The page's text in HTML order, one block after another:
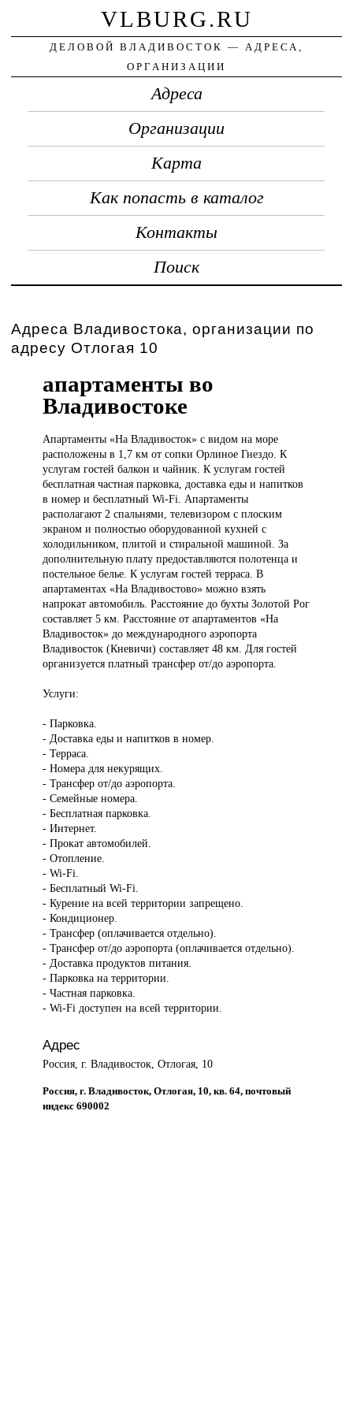
VLBURG.RU
ДЕЛОВОЙ ВЛАДИВОСТОК — АДРЕСА,
ОРГАНИЗАЦИИ
Адреса
Организации
Карта
Как попасть в каталог
Контакты
Поиск
Адреса Владивостока, организации по
адресу Отлогая 10
апартаменты во
Владивостоке
Апартаменты «НаВладивосток» с видом на море
расположены в 1,7 км от сопки Орлиное Гнездо. К
услугам гостей балкон и чайник. К услугам гостей
бесплатная частная парковка, доставка еды и напитков
в номер и бесплатный Wi-Fi. Апартаменты
располагают 2 спальнями, телевизором с плоским
экраном и полностью оборудованной кухней с
холодильником, плитой и стиральной машиной. За
дополнительную плату предоставляются полотенца и
постельное белье. К услугам гостей терраса. В
апартаментах «На Владивостово» можно взять
напрокат автомобиль. Расстояние до бухты Золотой Рог
составляет 5 км. Расстояние от апартаментов «На
Владивосток» до международного аэропорта
Владивосток (Кневичи) составляет 48 км. Для гостей
организуется платный трансфер от/до аэропорта.
Услуги:
- Парковка.
- Доставка еды и напитков в номер.
- Терраса.
- Номера для некурящих.
- Трансфер от/до аэропорта.
- Семейные номера.
- Бесплатная парковка.
- Интернет.
- Прокат автомобилей.
- Отопление.
- Wi-Fi.
- Бесплатный Wi-Fi.
- Курение на всей территории запрещено.
- Кондиционер.
- Трансфер (оплачивается отдельно).
- Трансфер от/до аэропорта (оплачивается отдельно).
- Доставка продуктов питания.
- Парковка на территории.
- Частная парковка.
- Wi-Fi доступен на всей территории.
Адрес
Россия, г. Владивосток, Отлогая, 10
Россия, г. Владивосток, Отлогая, 10, кв. 64, почтовый
индекс 690002